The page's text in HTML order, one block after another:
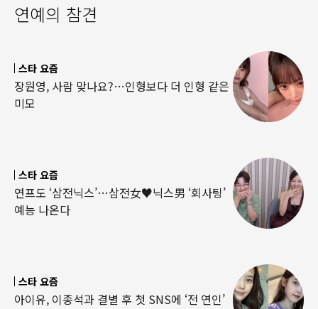
연예의 참견
스타 요즘
장원영, 사람 맞나요?…인형보다 더 인형 같은
미모
스타 요즘
연프도 ‘삼전닉스’…삼전女♥닉스男 ‘회사팅’
예능 나온다
스타 요즘
아이유, 이종석과 결별 후 첫 SNS에 ‘전 연인’